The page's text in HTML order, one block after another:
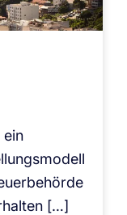
ein
[…]